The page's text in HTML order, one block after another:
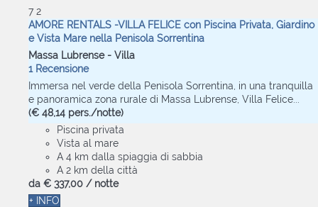
7 2
AMORE RENTALS -VILLA FELICE con Piscina Privata, Giardino
e Vista Mare nella Penisola Sorrentina
Massa Lubrense - Villa
1 Recensione
Immersa nel verde della Penisola Sorrentina, in una tranquilla
e panoramica zona rurale di Massa Lubrense, Villa Felice...
(€ 48,14 pers./notte)
Piscina privata
Vista al mare
A 4 km dalla spiaggia di sabbia
A 2 km della città
da € 337,00 / notte
+ INFO